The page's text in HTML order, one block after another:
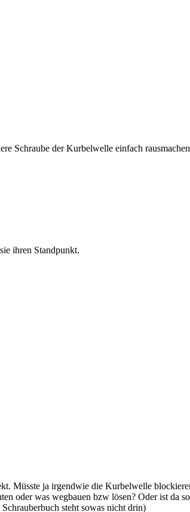
Schraube der Kurbelwelle einfach
ihren Standpunkt.
Müsste ja irgendwie die Kurbelwelle
oder was wegbauen bzw lösen? Oder ist da
steht sowas nicht drin)